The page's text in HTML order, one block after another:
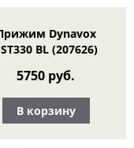
Dynavox
BL (207626)
5750 руб.
В корзину